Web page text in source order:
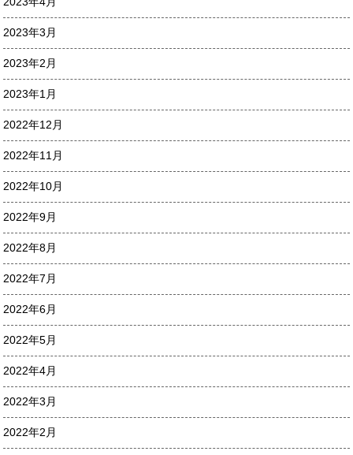
2023年3月
2023年2月
2023年1月
2022年12月
2022年11月
2022年10月
2022年9月
2022年8月
2022年7月
2022年6月
2022年5月
2022年4月
2022年3月
2022年2月